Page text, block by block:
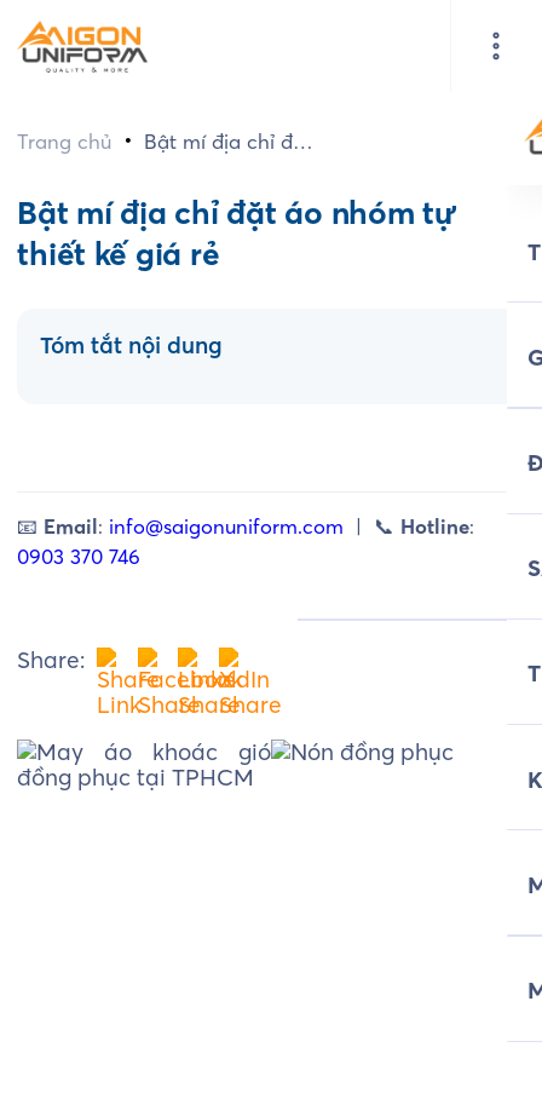
Trang chủ • Bật mí địa chỉ đặt
kế giá rẻ
Bật mí địa chỉ đặt áo nhóm tự
thiết kế giá rẻ
Tóm tắt nội dung
📧 Email: info@saigonuniform.com | 📞 Hotline:
0903 370 746
Share: